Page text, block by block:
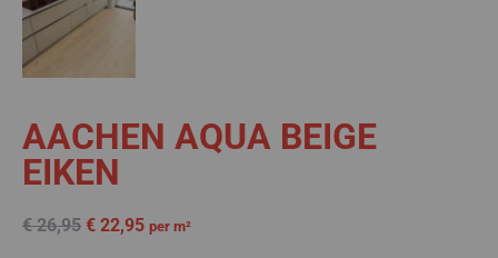
AACHEN AQUA BEIGE
EIKEN
€26,95 € 22,95 per m²